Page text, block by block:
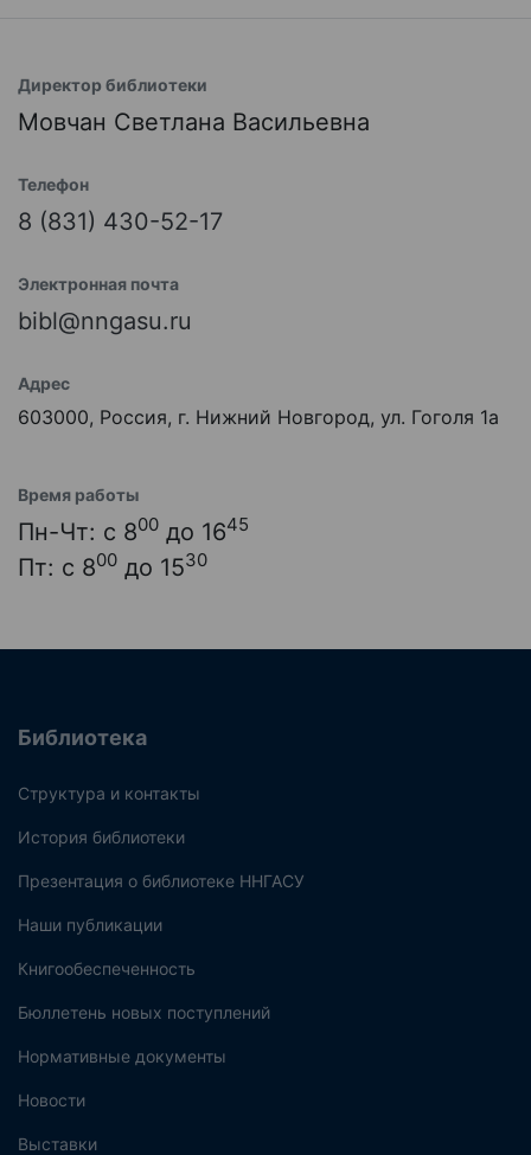
Директор библиотеки
Мовчан Светлана Васильевна
Телефон
8 (831) 430-52-17
Электронная почта
bibl@nngasu.ru
Адрес
603000, Россия, г. Нижний Новгород, ул. Гоголя 1а
Время работы
Пн-Чт: с 800 до 1645
Пт: с 800 до 1530
Библиотека
Структура и контакты
История библиотеки
Презентация о библиотеке ННГАСУ
Наши публикации
Книгообеспеченность
Бюллетень новых поступлений
Нормативные документы
Новости
Выставки